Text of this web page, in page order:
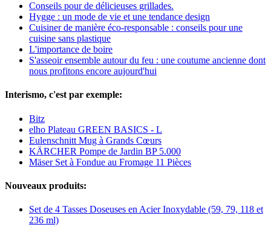
Conseils pour de délicieuses grillades.
Hygge : un mode de vie et une tendance design
Cuisiner de manière éco-responsable : conseils pour une
cuisine sans plastique
L'importance de boire
S'asseoir ensemble autour du feu : une coutume ancienne dont
nous profitons encore aujourd'hui
Interismo, c'est par exemple:
Bitz
elho Plateau GREEN BASICS - L
Eulenschnitt Mug à Grands Cœurs
KÄRCHER Pompe de Jardin BP 5.000
Mäser Set à Fondue au Fromage 11 Pièces
Nouveaux produits:
Set de 4 Tasses Doseuses en Acier Inoxydable (59, 79, 118 et
236 ml)